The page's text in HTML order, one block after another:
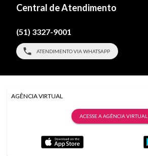
Central de Atendimento
(51) 3327-9001
ATENDIMENTO VIA WHATSAPP
AGÊNCIA VIRTUAL
ACESSE A AGÊNCIA VIRTUAL